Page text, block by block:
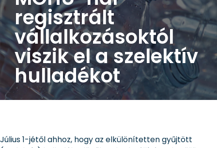
regisztrált
vállalkozásoktól
viszik el a szelektív
hulladékot
Július 1-jétől ahhoz, hogy az elkülönítetten gyűjtött